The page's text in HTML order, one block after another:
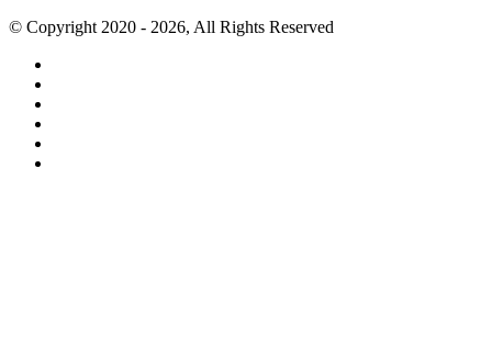
© Copyright 2020 - 2026, All Rights Reserved